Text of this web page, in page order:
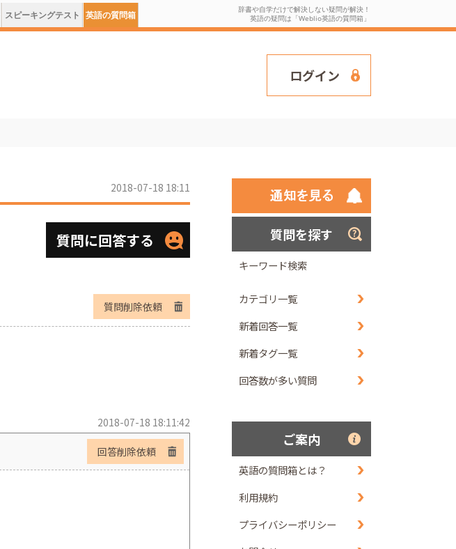
スピーキングテスト 英語の質問箱
辞書や自学だけで解決しない疑問が解決！
英語の疑問は「Weblio英語の質問箱」
ログイン
2018-07-18 18:11
質問に回答する
質問削除依頼
2018-07-18 18:11:42
回答削除依頼
質問を探す
キーワード検索
カテゴリ一覧
新着回答一覧
新着タグ一覧
回答数が多い質問
ご案内
英語の質問箱とは？
利用規約
プライバシーポリシー